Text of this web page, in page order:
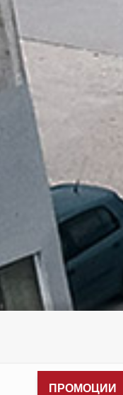
ПРОМОЦИИ